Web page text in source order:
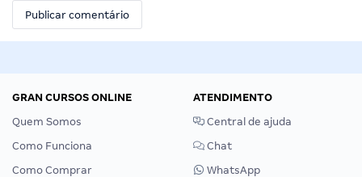
GRAN CURSOS ONLINE
Quem Somos
Como Funciona
Como Comprar
ATENDIMENTO
Central de ajuda
Chat
WhatsApp